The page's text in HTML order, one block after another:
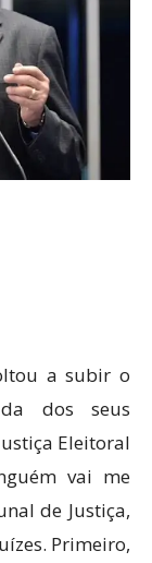
a subir o
dos seus
Eleitoral
vai me
de Justiça,
Primeiro,